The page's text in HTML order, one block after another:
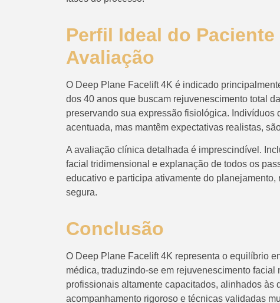
Perfil Ideal do
Avaliação
O Deep Plane Facelift 4K é indicado
dos 40 anos que buscam rejuvenescimento total
preservando sua expressão fisiológica. Indivíduos
acentuada, mas mantêm expectativas realistas,
A avaliação clínica detalhada é imprescindível.
facial tridimensional e explanação de todos os
educativo e participa ativamente do
segura.
Conclusão
O Deep Plane Facelift 4K representa o equilíbrio
médica, traduzindo-se em rejuvenescimento
profissionais altamente capacitados, alinhados às
acompanhamento rigoroso e técnicas validadas